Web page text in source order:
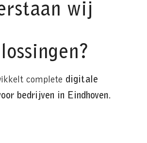
wij
complete digitale
bedrijven in Eindhoven.